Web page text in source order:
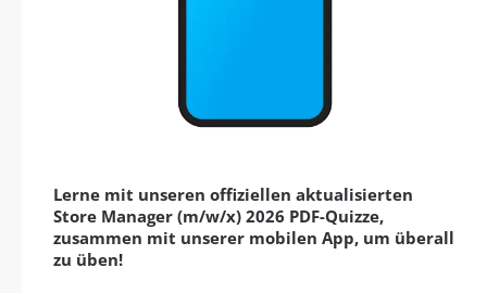
Lerne mit unseren offiziellen aktualisierten
Store Manager (m/w/x) 2026 PDF-Quizze,
zusammen mit unserer mobilen App, um überall
zu üben!